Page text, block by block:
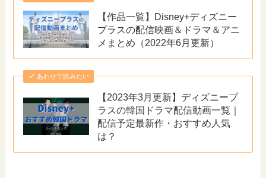
【作品一覧】Disney+ディズニー
プラスの配信映画＆ドラマ＆アニ
メまとめ（2022年6月更新）
あわせて読みたい
【2023年3月更新】ディズニープ
ラスの韓国ドラマ配信動画一覧｜
配信予定最新作・おすすめ人気
は？